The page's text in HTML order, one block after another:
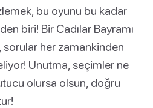
bu oyunu bu kadar
biri! Bir Cadılar Bayramı
her zamankinden
Unutma, seçimler ne
olursa olsun, doğru